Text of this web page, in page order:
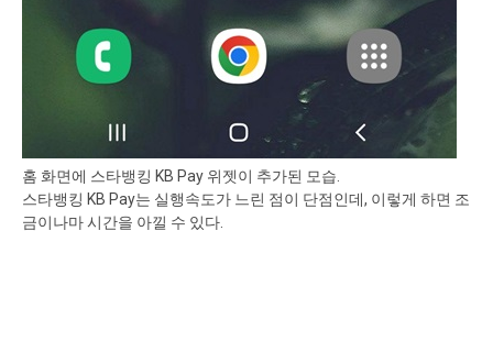
홈 화면에 스타뱅킹 KB Pay 위젯이 추가된 모습.
스타뱅킹 KB Pay는 실행속도가 느린 점이 단점인데, 이렇게 하면 조
금이나마 시간을 아낄 수 있다.